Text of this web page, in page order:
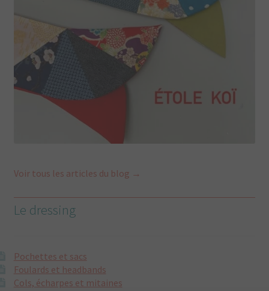
Voir tous les articles du blog →
Le dressing
Pochettes et sacs
Foulards et headbands
Cols, écharpes et mitaines